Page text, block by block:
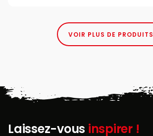
VOIR PLUS DE PRODUITS
Laissez-vous inspirer !